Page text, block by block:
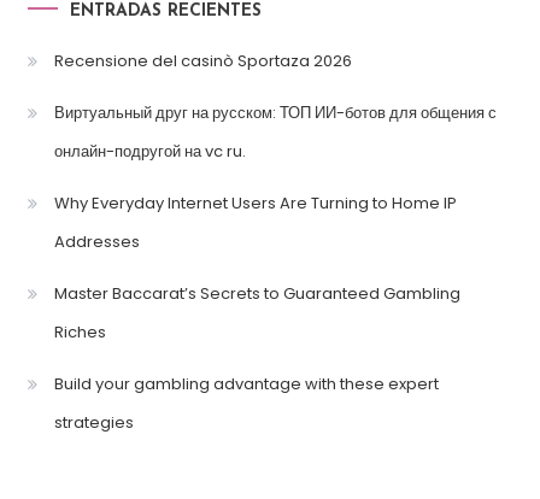
ENTRADAS RECIENTES
Recensione del casinò Sportaza 2026
Виртуальный друг на русском: ТОП ИИ-ботов для общения с
онлайн-подругой на vc ru.
Why Everyday Internet Users Are Turning to Home IP
Addresses
Master Baccarat’s Secrets to Guaranteed Gambling
Riches
Build your gambling advantage with these expert
strategies